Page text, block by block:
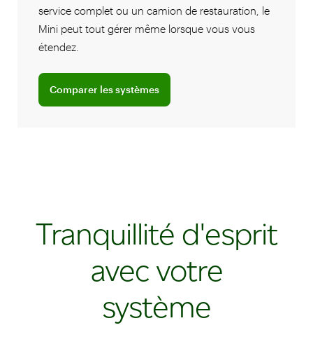
service complet ou un camion de restauration, le
Mini peut tout gérer même lorsque vous vous
étendez.
Comparer les systèmes
Tranquillité d'esprit
avec votre
système